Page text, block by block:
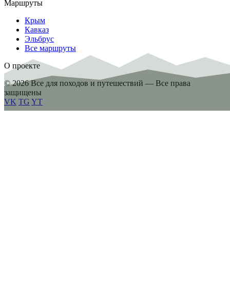
Маршруты
Крым
Кавказ
Эльбрус
Все маршруты
О проекте
© 2026 Все для походов и путешествий — Все права
защищены
VK TG YT